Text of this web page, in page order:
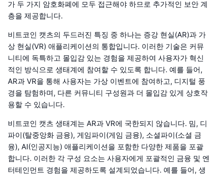
가 두 가지 암호화폐에 모두 접근해야 하므로 추가적인 보안 계
층을 제공합니다.
비트코인 캣츠의 두드러진 특징 중 하나는 증강 현실(AR)과 가
상 현실(VR) 애플리케이션의 통합입니다. 이러한 기술은 커뮤
니티에 독특하고 몰입감 있는 경험을 제공하여 사용자가 혁신
적인 방식으로 생태계에 참여할 수 있도록 합니다. 예를 들어,
AR과 VR을 통해 사용자는 가상 이벤트에 참여하고, 디지털 풍
경을 탐험하며, 다른 커뮤니티 구성원과 더 몰입감 있게 상호작
용할 수 있습니다.
비트코인 캣츠 생태계는 AR과 VR에 국한되지 않습니다. 밈, 디
파이(탈중앙화 금융), 게임파이(게임 금융), 소셜파이(소셜 금
융), AI(인공지능) 애플리케이션을 포함한 다양한 제품을 포괄
합니다. 이러한 각 구성 요소는 사용자에게 포괄적인 금융 및 엔
터테인먼트 경험을 제공하도록 설계되었습니다. 예를 들어, 생